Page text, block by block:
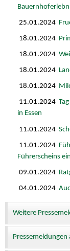
25.01.2024
18.01.2024
18.01.2024
18.01.2024
18.01.2024
11.01.2024
in Essen
11.01.2024
11.01.2024
Führerscheins
09.01.2024
04.01.2024
Weitere
Pressemeldungen